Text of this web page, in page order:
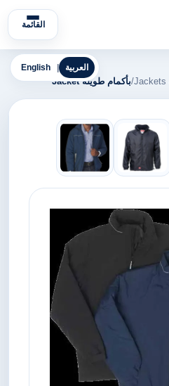
القائمة
English العربية
/بأكمام طويلة Jacket